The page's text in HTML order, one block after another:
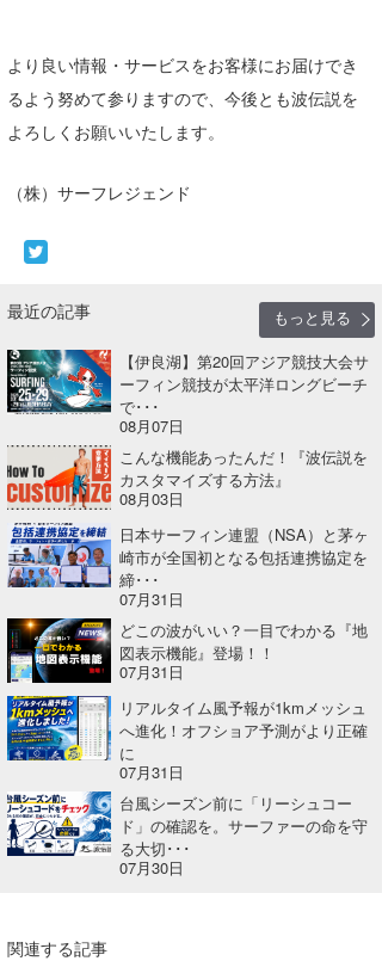
より良い情報・サービスをお客様にお届けでき
るよう努めて参りますので、今後とも波伝説を
よろしくお願いいたします。
（株）サーフレジェンド
最近の記事
もっと見る
【伊良湖】第20回アジア競技大会サ
ーフィン競技が太平洋ロングビーチ
で･･･
08月07日
こんな機能あったんだ！『波伝説を
カスタマイズする方法』
08月03日
日本サーフィン連盟（NSA）と茅ヶ
崎市が全国初となる包括連携協定を
締･･･
07月31日
どこの波がいい？一目でわかる『地
図表示機能』登場！！
07月31日
リアルタイム風予報が1kmメッシュ
へ進化！オフショア予測がより正確
に
07月31日
台風シーズン前に「リーシュコー
ド」の確認を。サーファーの命を守
る大切･･･
07月30日
関連する記事
Yasunari Inoue
Yoshiyuki Obata
熊谷素子
Colors MAGAZINE
WAVAL
福島寿実子
中浦“JET”章
植村未来
NOBUFUKU
大野”MAR”修聖
喜納海人
波伝説スタッフ
☆加藤
ECE
G◎Da
H
KID
KOBU
KY
mitz
OYZ
S.K
Soulman
VAGY
YUKI☆
波伝説